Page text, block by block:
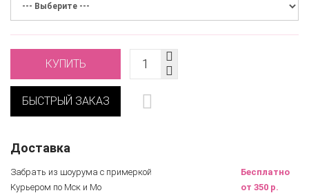
КУПИТЬ
БЫСТРЫЙ ЗАКАЗ
Доставка
Забрать из шоурума с примеркой
Бесплатно
Курьером по Мск и Мо
от 350 р.